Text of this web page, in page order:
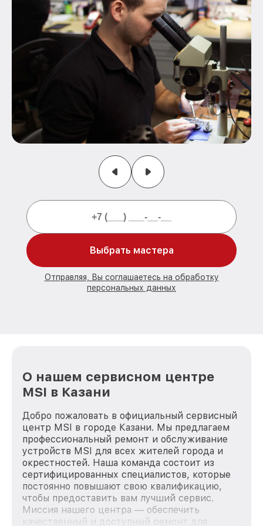
Выбрать мастера
Отправляя, Вы соглашаетесь на обработку
персональных данных
О нашем сервисном центре
MSI в Казани
Добро пожаловать в официальный сервисный
центр MSI в городе Казани. Мы предлагаем
профессиональный ремонт и обслуживание
устройств MSI для всех жителей города и
окрестностей. Наша команда состоит из
сертифицированных специалистов, которые
постоянно повышают свою квалификацию,
чтобы предоставить вам лучший сервис.
Миссия нашего центра — обеспечить
качественный и доступный ремонт для